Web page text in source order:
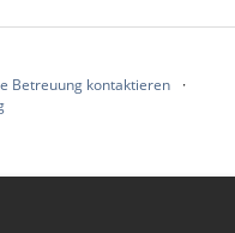
Betreuung kontaktieren